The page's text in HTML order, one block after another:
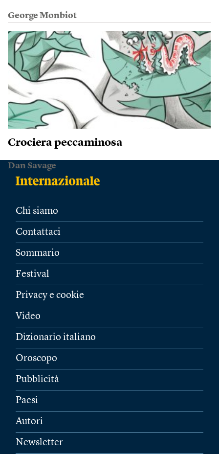
George Monbiot
Crociera peccaminosa
Dan Savage
Chi siamo
Contattaci
Sommario
Festival
Privacy e cookie
Video
Dizionario italiano
Oroscopo
Pubblicità
Paesi
Autori
Newsletter